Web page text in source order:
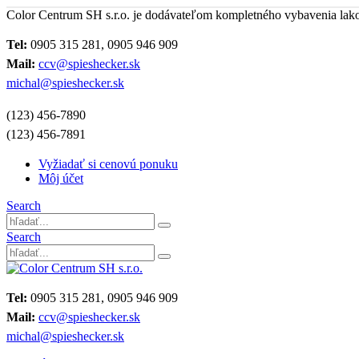
Color Centrum SH s.r.o. je dodávateľom kompletného vybavenia
Tel: 0905 315 281, 0905 946 909
Mail: ccv@spieshecker.sk
michal@spieshecker.sk
(123) 456-7890
(123) 456-7891
Vyžiadať si cenovú ponuku
Môj účet
Search
Search
Tel: 0905 315 281, 0905 946 909
Mail: ccv@spieshecker.sk
michal@spieshecker.sk